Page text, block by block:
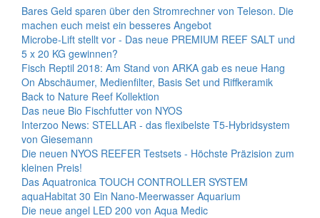
Bares Geld sparen über den Stromrechner von Teleson. Die
machen euch meist ein besseres Angebot
Microbe-Lift stellt vor - Das neue PREMIUM REEF SALT und
5 x 20 KG gewinnen?
Fisch Reptil 2018: Am Stand von ARKA gab es neue Hang
On Abschäumer, Medienfilter, Basis Set und Riffkeramik
Back to Nature Reef Kollektion
Das neue Bio Fischfutter von NYOS
Interzoo News: STELLAR - das flexibelste T5-Hybridsystem
von Giesemann
Die neuen NYOS REEFER Testsets - Höchste Präzision zum
kleinen Preis!
Das Aquatronica TOUCH CONTROLLER SYSTEM
aquaHabitat 30 Ein Nano-Meerwasser Aquarium
Die neue angel LED 200 von Aqua Medic